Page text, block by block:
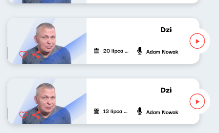
Dziękuję za
20 lipca 2026 Adam Nowak
Dziękuję za
13 lipca 2026 Adam Nowak